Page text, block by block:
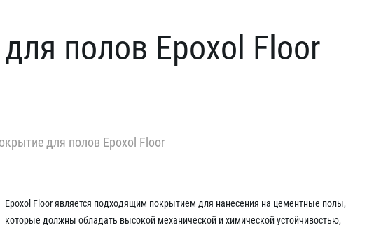
полов Epoxol Floor
для полов Epoxol Floor
Epoxol Floor является подходящим покрытием для нанесения на цементные полы,
которые должны обладать высокой механической и химической устойчивостью,